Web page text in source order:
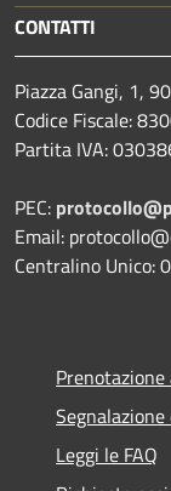
CONTATTI
Piazza Gangi, 1,
Codice Fiscale:
Partita IVA:
PEC:
Email:
Centralino Unico:
Leggi le FAQ